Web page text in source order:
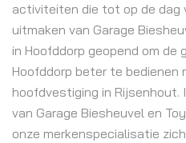
activiteiten die tot op de dag
uitmaken van Garage
in Hoofddorp geopend om de
Hoofddorp beter te bedienen
hoofdvestiging in Rijsenhout.
van Garage Biesheuvel en
onze merkenspecialisatie